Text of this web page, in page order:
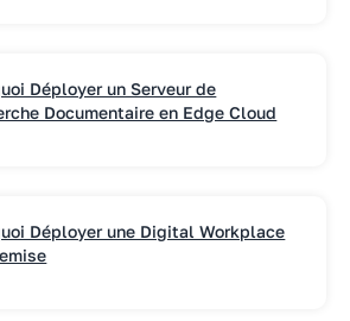
Déployer un Serveur de
Documentaire en Edge Cloud
Déployer une Digital Workplace